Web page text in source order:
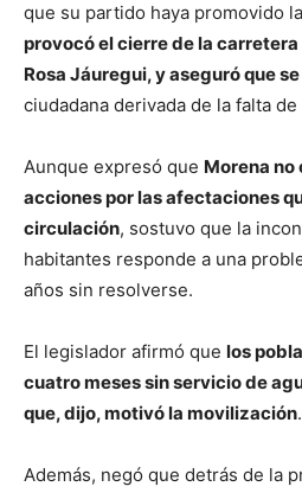
que su partido haya promovido
provocó el cierre de la carretera
Rosa Jáuregui, y aseguró que
ciudadana derivada de la falta de
Aunque expresó que Morena
acciones por las afectaciones
circulación, sostuvo que la
habitantes responde a una
años sin resolverse.
El legislador afirmó que los
cuatro meses sin servicio de
que, dijo, motivó la movilización.
Además, negó que detrás de la